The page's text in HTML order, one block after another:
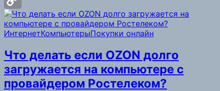
Copy
Link
ИнтернетКомпьютерыПокупки онлайн
Что делать если OZON долго
загружается на компьютере с
провайдером Ростелеком?